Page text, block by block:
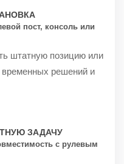
пост, консоль или
штатную позицию или
временных решений и
ЗАДАЧУ
с рулевым